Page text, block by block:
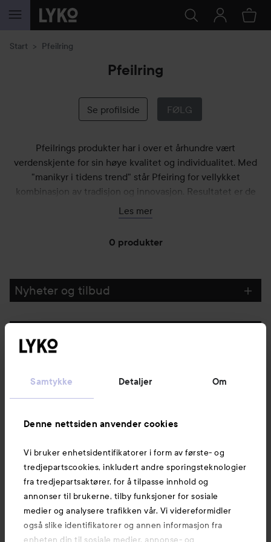
Samtykke Detaljer Om
Denne nettsiden anvender cookies
Vi bruker enhetsidentifikatorer i form av første- og
tredjepartscookies, inkludert andre sporingsteknologier
fra tredjepartsaktører, for å tilpasse innhold og
annonser til brukerne, tilby funksjoner for sosiale
medier og analysere trafikken vår. Vi videreformidler
også slike identifikatorer og annen informasjon fra
enheten din til sosiale medier, annonse- og
GÅ TIL INNHOLD
Start Pfeilring
Pfeilring
Se profilside FØLG
Pfeilrings produkter har i over et århundre vært
verdenskjente for sin høye kvalitet og individualitet. Med
"manikyr i tidens trend" står Pfeiring for vellykket
kombinasjon av tradisjon og innovasjon. Resultatet er de
mest moderne produksjonsmetoder, særegen design og nye,
banebrytende manikyr- og pedikyrprodukter. Pfeilrings
negle- og fotpleiesystemer. Pfeilring er din ekspert når det
Les mer
0 produkter
GÅ TIL FILTRE
Nyheter og tilbud
Kundeservice
Informasjon
Også av interesse